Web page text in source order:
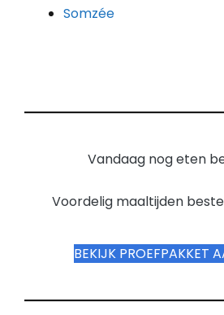
Somzée
Vandaag nog eten
Voordelig maaltijden
BEKIJK PROEFPAKKET